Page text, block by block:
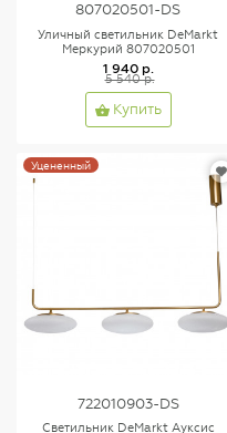
807020501-DS
Уличный светильник DeMarkt
Меркурий 807020501
1 940 р.
5 540 р.
Купить
Уцененный
722010903-DS
Светильник DeMarkt Ауксис